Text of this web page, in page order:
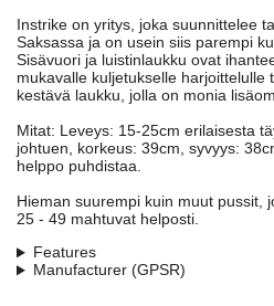
Instrike on yritys, joka suunnittelee
Saksassa ja on usein siis parempi
Sisävuori ja luistinlaukku ovat
mukavalle kuljetukselle harjoittelulle
kestävä laukku, jolla on monia
Mitat: Leveys: 15-25cm erilaisesta
johtuen, korkeus: 39cm, syvyys:
helppo puhdistaa.
Hieman suurempi kuin muut pussit,
25 - 49 mahtuvat helposti.
Features
Manufacturer (GPSR)